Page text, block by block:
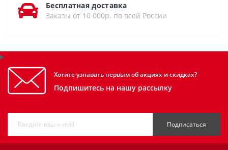
Бесплатная доставка
Заказы от 10 000р. по всей России
Хотите узнавать первым об акциях и скидках?
Подпишитесь на нашу рассылку
Подписаться